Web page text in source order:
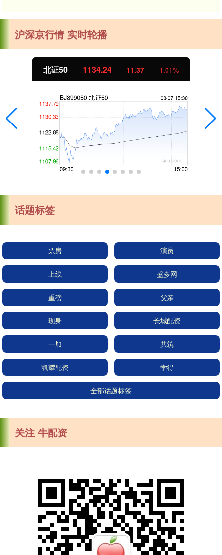
沪深京行情 实时轮播
北证50 1134.24 11.37 1.01%
话题标签
票房 演员
上线 盛多网
重磅 父亲
现身 长城配资
一加 共筑
凯耀配资 学得
全部话题标签
关注 牛配资